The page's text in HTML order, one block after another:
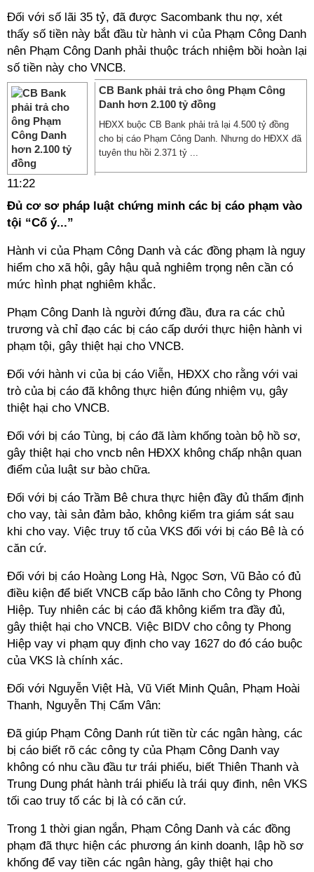
Đối với số lãi 35 tỷ, đã được Sacombank thu nợ, xét
thấy số tiền này bắt đầu từ hành vi của Phạm Công Danh
nên Phạm Công Danh phải thuộc trách nhiệm bồi hoàn lại
số tiền này cho VNCB.
CB Bank phải trả cho ông Phạm Công
Danh hơn 2.100 tỷ đồng
HĐXX buộc CB Bank phải trả lại 4.500 tỷ đồng
cho bị cáo Phạm Công Danh. Nhưng do HĐXX đã
tuyên thu hồi 2.371 tỷ ...
11:22
Đủ cơ sơ pháp luật chứng minh các bị cáo phạm vào
tội “Cố ý...”
Hành vi của Phạm Công Danh và các đồng phạm là nguy
hiểm cho xã hội, gây hậu quả nghiêm trọng nên cần có
mức hình phạt nghiêm khắc.
Phạm Công Danh là người đứng đầu, đưa ra các chủ
trương và chỉ đạo các bị cáo cấp dưới thực hiện hành vi
phạm tội, gây thiệt hại cho VNCB.
Đối với hành vi của bị cáo Viễn, HĐXX cho rằng với vai
trò của bị cáo đã không thực hiện đúng nhiệm vụ, gây
thiệt hại cho VNCB.
Đối với bị cáo Tùng, bị cáo đã làm khống toàn bộ hồ sơ,
gây thiệt hại cho vncb nên HĐXX không chấp nhận quan
điểm của luật sư bào chữa.
Đối với bị cáo Trầm Bê chưa thực hiện đầy đủ thẩm định
cho vay, tài sản đảm bảo, không kiểm tra giám sát sau
khi cho vay. Việc truy tố của VKS đối với bị cáo Bê là có
căn cứ.
Đối với bị cáo Hoàng Long Hà, Ngọc Sơn, Vũ Bảo có đủ
điều kiện để biết VNCB cấp bảo lãnh cho Công ty Phong
Hiệp. Tuy nhiên các bị cáo đã không kiểm tra đầy đủ,
gây thiệt hại cho VNCB. Việc BIDV cho công ty Phong
Hiệp vay vi phạm quy định cho vay 1627 do đó cáo buộc
của VKS là chính xác.
Đối với Nguyễn Việt Hà, Vũ Viết Minh Quân, Phạm Hoài
Thanh, Nguyễn Thị Cẩm Vân:
Đã giúp Phạm Công Danh rút tiền từ các ngân hàng, các
bị cáo biết rõ các công ty của Phạm Công Danh vay
không có nhu cầu đầu tư trái phiếu, biết Thiên Thanh và
Trung Dung phát hành trái phiếu là trái quy đinh, nên VKS
tối cao truy tố các bị là có căn cứ.
Trong 1 thời gian ngắn, Phạm Công Danh và các đồng
phạm đã thực hiện các phương án kinh doanh, lập hồ sơ
khống để vay tiền các ngân hàng, gây thiệt hại cho